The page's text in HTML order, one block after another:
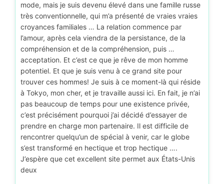
mode, mais je suis devenu élevé dans une famille russe
très conventionnelle, qui m’a présenté de vraies vraies
croyances familiales … La relation commence par
l’amour, après cela viendra de la persistance, de la
compréhension et de la compréhension, puis …
acceptation. Et c’est ce que je rêve de mon homme
potentiel. Et que je suis venu à ce grand site pour
trouver ces hommes! Je suis à ce moment-là qui réside
à Tokyo, mon cher, et je travaille aussi ici. En fait, je n’ai
pas beaucoup de temps pour une existence privée,
c’est précisément pourquoi j’ai décidé d’essayer de
prendre en charge mon partenaire. Il est difficile de
rencontrer quelqu’un de spécial à venir, car le globe
s’est transformé en hectique et trop hectique ….
J’espère que cet excellent site permet aux États-Unis
deux